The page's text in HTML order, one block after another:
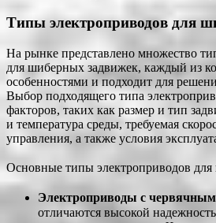
Типы электроприводов для
На рынке представлено множество
для шиберных задвижек, каждый из
особенностями и подходит для
Выбор подходящего типа
факторов, таких как размер и тип
и температура среды, требуемая
управления, а также условия
Основные типы электроприводов для
Электроприводы с червячным
отличаются высокой